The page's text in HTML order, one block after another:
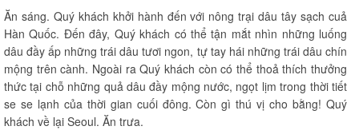
Ăn sáng. Quý khách khởi hành đến với nông trại dâu tây sạch cuả
Hàn Quốc. Đến đây, Quý khách có thể tận mắt nhìn những luống
dâu đầy ấp những trái dâu tươi ngon, tự tay hái những trái dâu chín
mộng trên cành. Ngoài ra Quý khách còn có thể thoả thích thưởng
thức tại chỗ những quả dâu đầy mộng nước, ngọt lịm trong thời tiết
se se lạnh của thời gian cuối đông. Còn gì thú vị cho bằng! Quý
khách về lại Seoul. Ăn trưa.